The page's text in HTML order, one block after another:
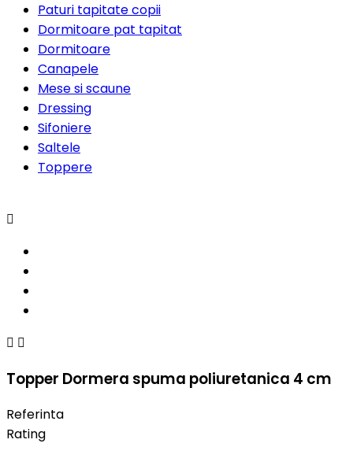
Paturi tapitate copii
Dormitoare pat tapitat
Dormitoare
Canapele
Mese si scaune
Dressing
Sifoniere
Saltele
Toppere

 
Topper Dormera spuma poliuretanica 4 cm
Referinta
Rating